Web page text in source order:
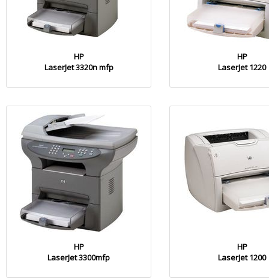
HP
LaserJet 3320n mfp
HP
LaserJet 1220
HP
LaserJet 3300mfp
HP
LaserJet 1200